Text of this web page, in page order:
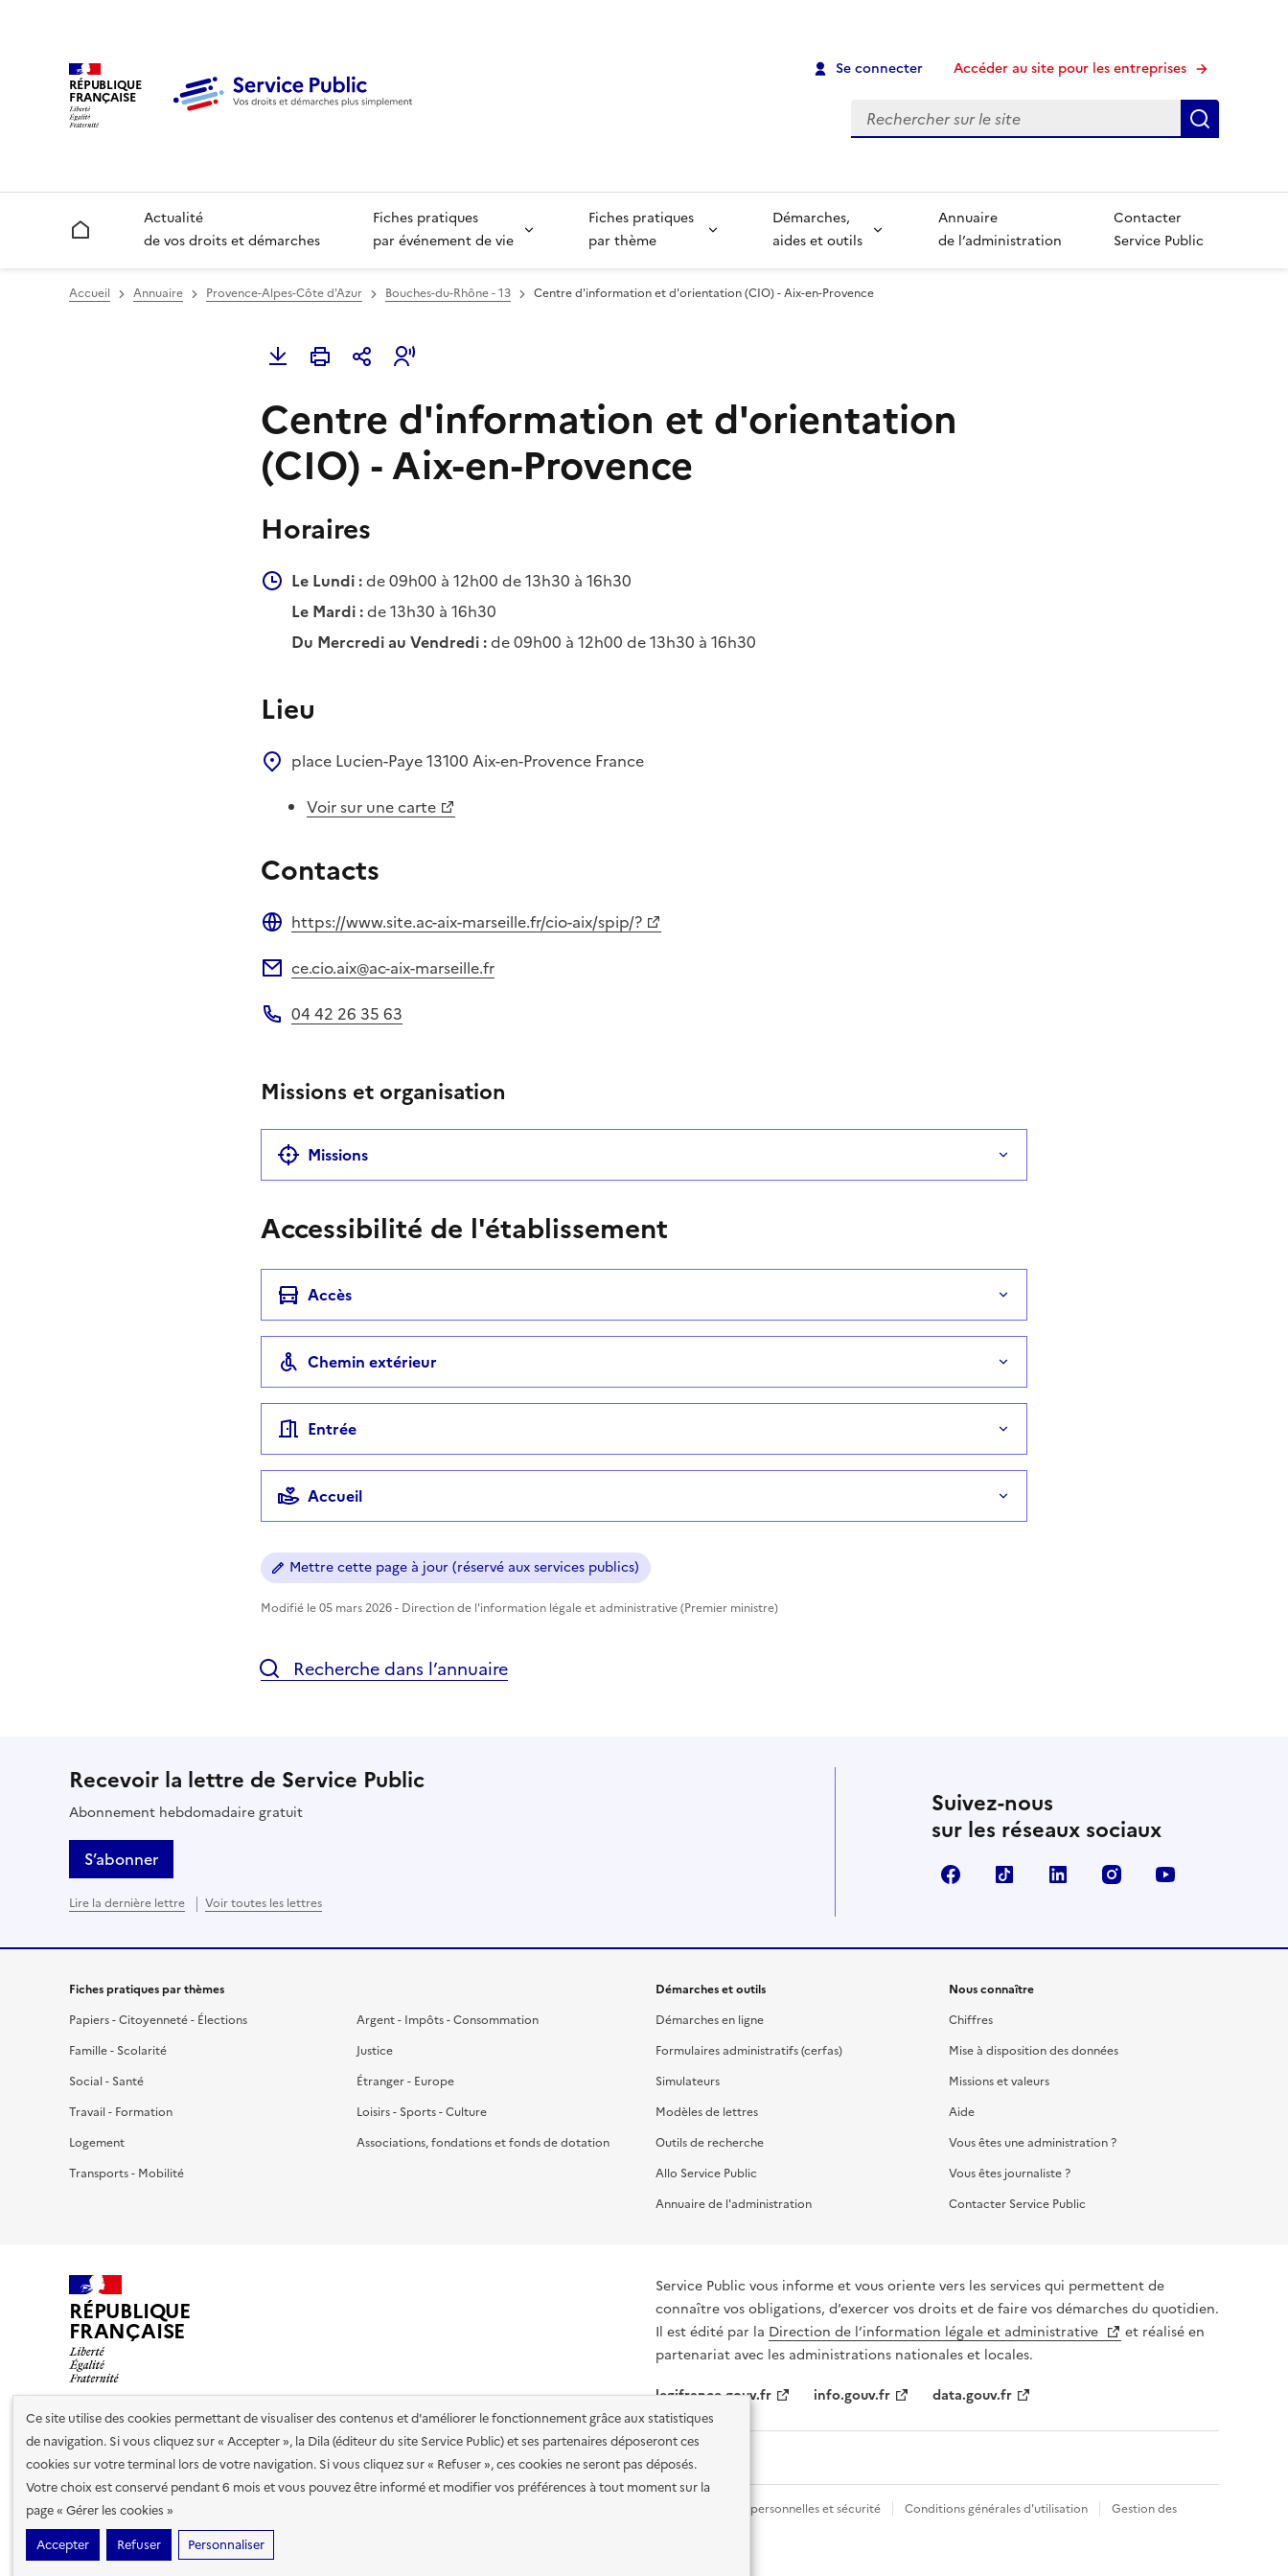
Ce site utilise des cookies permettant de visualiser des contenus et d'améliorer le fonctionnement grâce aux statistiques
de navigation. Si vous cliquez sur « Accepter », la Dila (éditeur du site Service Public) et ses partenaires déposeront ces
cookies sur votre terminal lors de votre navigation. Si vous cliquez sur « Refuser », ces cookies ne seront pas déposés.
Votre choix est conservé pendant 6 mois et vous pouvez être informé et modifier vos préférences à tout moment sur la
page « Gérer les cookies »
Accepter
Refuser Personnaliser
RÉPUBLIQUE
FRANÇAISE
Se connecter Accéder au site pour les entreprises
Recherche
Accueil
Actualité
de vos droits et démarches
Fiches pratiques
par événement de vie
Fiches pratiques
par thème
Démarches,
aides et outils
Annuaire
de l’administration
Contacter
Service Public
Accueil Annuaire Provence-Alpes-Côte d'Azur Bouches-du-Rhône - 13 Centre d'information et d'orientation (CIO) - Aix-en-Provence
Centre d'information et d'orientation
(CIO) - Aix-en-Provence
Horaires
Le Lundi :de 09h00 à 12h00 de 13h30 à 16h30
Le Mardi :de 13h30 à 16h30
Du Mercredi au Vendredi :de 09h00 à 12h00 de 13h30 à 16h30
Lieu
place Lucien-Paye13100 Aix-en-Provence France
Voir sur une carte
Contacts
https://www.site.ac-aix-marseille.fr/cio-aix/spip/?
ce.cio.aix@ac-aix-marseille.fr
04 42 26 35 63
Missions et organisation
Missions
Accessibilité de l'établissement
Accès
Chemin extérieur
Entrée
Accueil
Mettre cette page à jour (réservé aux services publics)
Modifié le 05 mars 2026 - Direction de l'information légale et administrative (Premier ministre)
Recherche dans l’annuaire
Recevoir la lettre de Service Public
Abonnement hebdomadaire gratuit
S’abonner
Lire la dernière lettre Voir toutes les lettres
Suivez-nous
sur les réseaux sociaux
FacebookTikTok LinkedIn Instagram
Fiches pratiques par thèmes
Papiers - Citoyenneté - Élections
Famille - Scolarité
Social - Santé
Travail - Formation
Logement
Transports - Mobilité
Argent - Impôts - Consommation
Justice
Étranger - Europe
Loisirs - Sports - Culture
Associations, fondations et fonds de dotation
Démarches et outils
Démarches en ligne
Formulaires administratifs (cerfas)
Simulateurs
Modèles de lettres
Outils de recherche
Allo Service Public
Annuaire de l'administration
Nous connaître
Chiffres
Mise à disposition des données
Missions et valeurs
Aide
Vous êtes une administration ?
Vous êtes journaliste ?
Contacter Service Public
RÉPUBLIQUE
FRANÇAISE
Service Public vous informe et vous oriente vers les services qui permettent de
connaître vos obligations, d’exercer vos droits et de faire vos démarches du quotidien.
Il est édité par la Direction de l’information légale et administrative
et réalisé en
partenariat avec les administrations nationales et locales.
legifrance.gouv.fr
info.gouv.fr data.gouv.fr
Nos partenaires
Plan du site Accessibilité : totalement conforme Données personnelles et sécurité Conditions générales d'utilisation
Gestion des
cookies